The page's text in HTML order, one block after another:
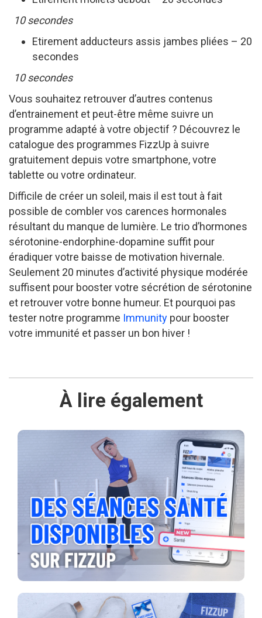
10 secondes
Etirement adducteurs assis jambes pliées – 20
secondes
10 secondes
Vous souhaitez retrouver d’autres contenus
d’entrainement et peut-être même suivre un
programme adapté à votre objectif ? Découvrez le
catalogue des programmes FizzUp à suivre
gratuitement depuis votre smartphone, votre
tablette ou votre ordinateur.
Difficile de créer un soleil, mais il est tout à fait
possible de combler vos carences hormonales
résultant du manque de lumière. Le trio d’hormones
sérotonine-endorphine-dopamine suffit pour
éradiquer votre baisse de motivation hivernale.
Seulement 20 minutes d’activité physique modérée
suffisent pour booster votre sécrétion de sérotonine
et retrouver votre bonne humeur. Et pourquoi pas
tester notre programme Immunity pour booster
votre immunité et passer un bon hiver !
À lire également